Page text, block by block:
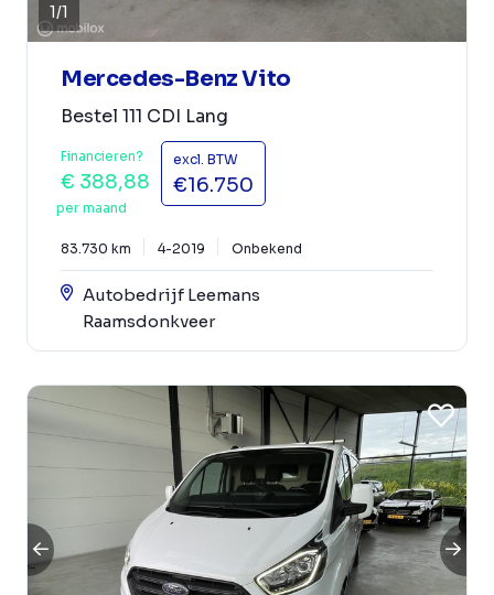
1/1
Mercedes-Benz Vito
Bestel 111 CDI Lang
Financieren?
€ 388,88
per maand
excl. BTW
€16.750
83.730 km 4-2019 Onbekend
Autobedrijf Leemans
Raamsdonkveer